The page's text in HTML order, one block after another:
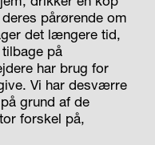
pårørende om
det længere tid,
på
har brug for
Vi har desværre
grund af de
forskel på,